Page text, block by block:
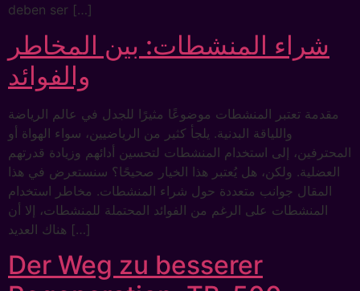
deben ser […]
شراء المنشطات: بين المخاطر
والفوائد
مقدمة تعتبر المنشطات موضوعًا مثيرًا للجدل في عالم الرياضة
واللياقة البدنية. يلجأ كثير من الرياضيين، سواء الهواة أو
المحترفين، إلى استخدام المنشطات لتحسين أدائهم وزيادة قدرتهم
العضلية. ولكن، هل يُعتبر هذا الخيار صحيحًا؟ سنستعرض في هذا
المقال جوانب متعددة حول شراء المنشطات. مخاطر استخدام
المنشطات على الرغم من الفوائد المحتملة للمنشطات، إلا أن
هناك العديد […]
Der Weg zu besserer